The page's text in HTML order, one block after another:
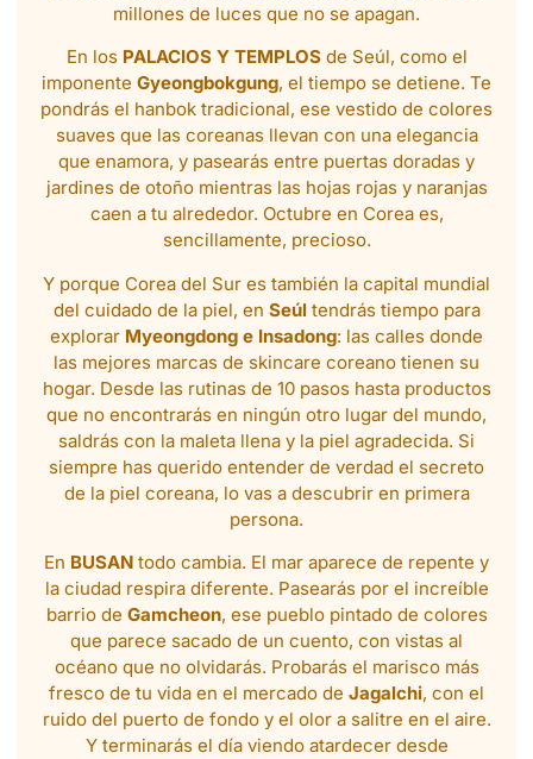
millones de luces que no se apagan.
En los PALACIOS Y TEMPLOSde Seúl, como el
imponente Gyeongbokgung, el tiempo se detiene. Te
pondrás el hanbok tradicional, ese vestido de colores
suaves que las coreanas llevan con una elegancia
que enamora, y pasearás entre puertas doradas y
jardines de otoño mientras las hojas rojas y naranjas
caen a tu alrededor. Octubre en Corea es,
sencillamente, precioso.
Y porque Corea del Sur es también la capital mundial
del cuidado de la piel, en Seúltendrás tiempo para
explorar Myeongdong e Insadong: las calles donde
las mejores marcas de skincare coreano tienen su
hogar. Desde las rutinas de 10 pasos hasta productos
que no encontrarás en ningún otro lugar del mundo,
saldrás con la maleta llena y la piel agradecida. Si
siempre has querido entender de verdad el secreto
de la piel coreana, lo vas a descubrir en primera
persona.
En BUSAN todo cambia. El mar aparece de repente y
la ciudad respira diferente. Pasearás por el increíble
barrio de Gamcheon, ese pueblo pintado de colores
que parece sacado de un cuento, con vistas al
océano que no olvidarás. Probarás el marisco más
fresco de tu vida en el mercado de Jagalchi, con el
ruido del puerto de fondo y el olor a salitre en el aire.
Y terminarás el día viendo atardecer desde